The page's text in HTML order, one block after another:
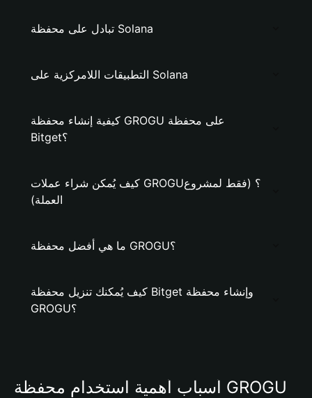
تبادل على محفظة Solana
التطبيقات اللامركزية على Solana
كيفية إنشاء محفظة GROGU على محفظة
Bitget؟
كيف يُمكن شراء عملات GROGU؟ (فقط لمشروع
العملة)
ما هي أفضل محفظة GROGU؟
كيف يُمكنك تنزيل محفظة Bitget وإنشاء محفظة
GROGU؟
أسباب أهمية استخدام محفظة GROGU